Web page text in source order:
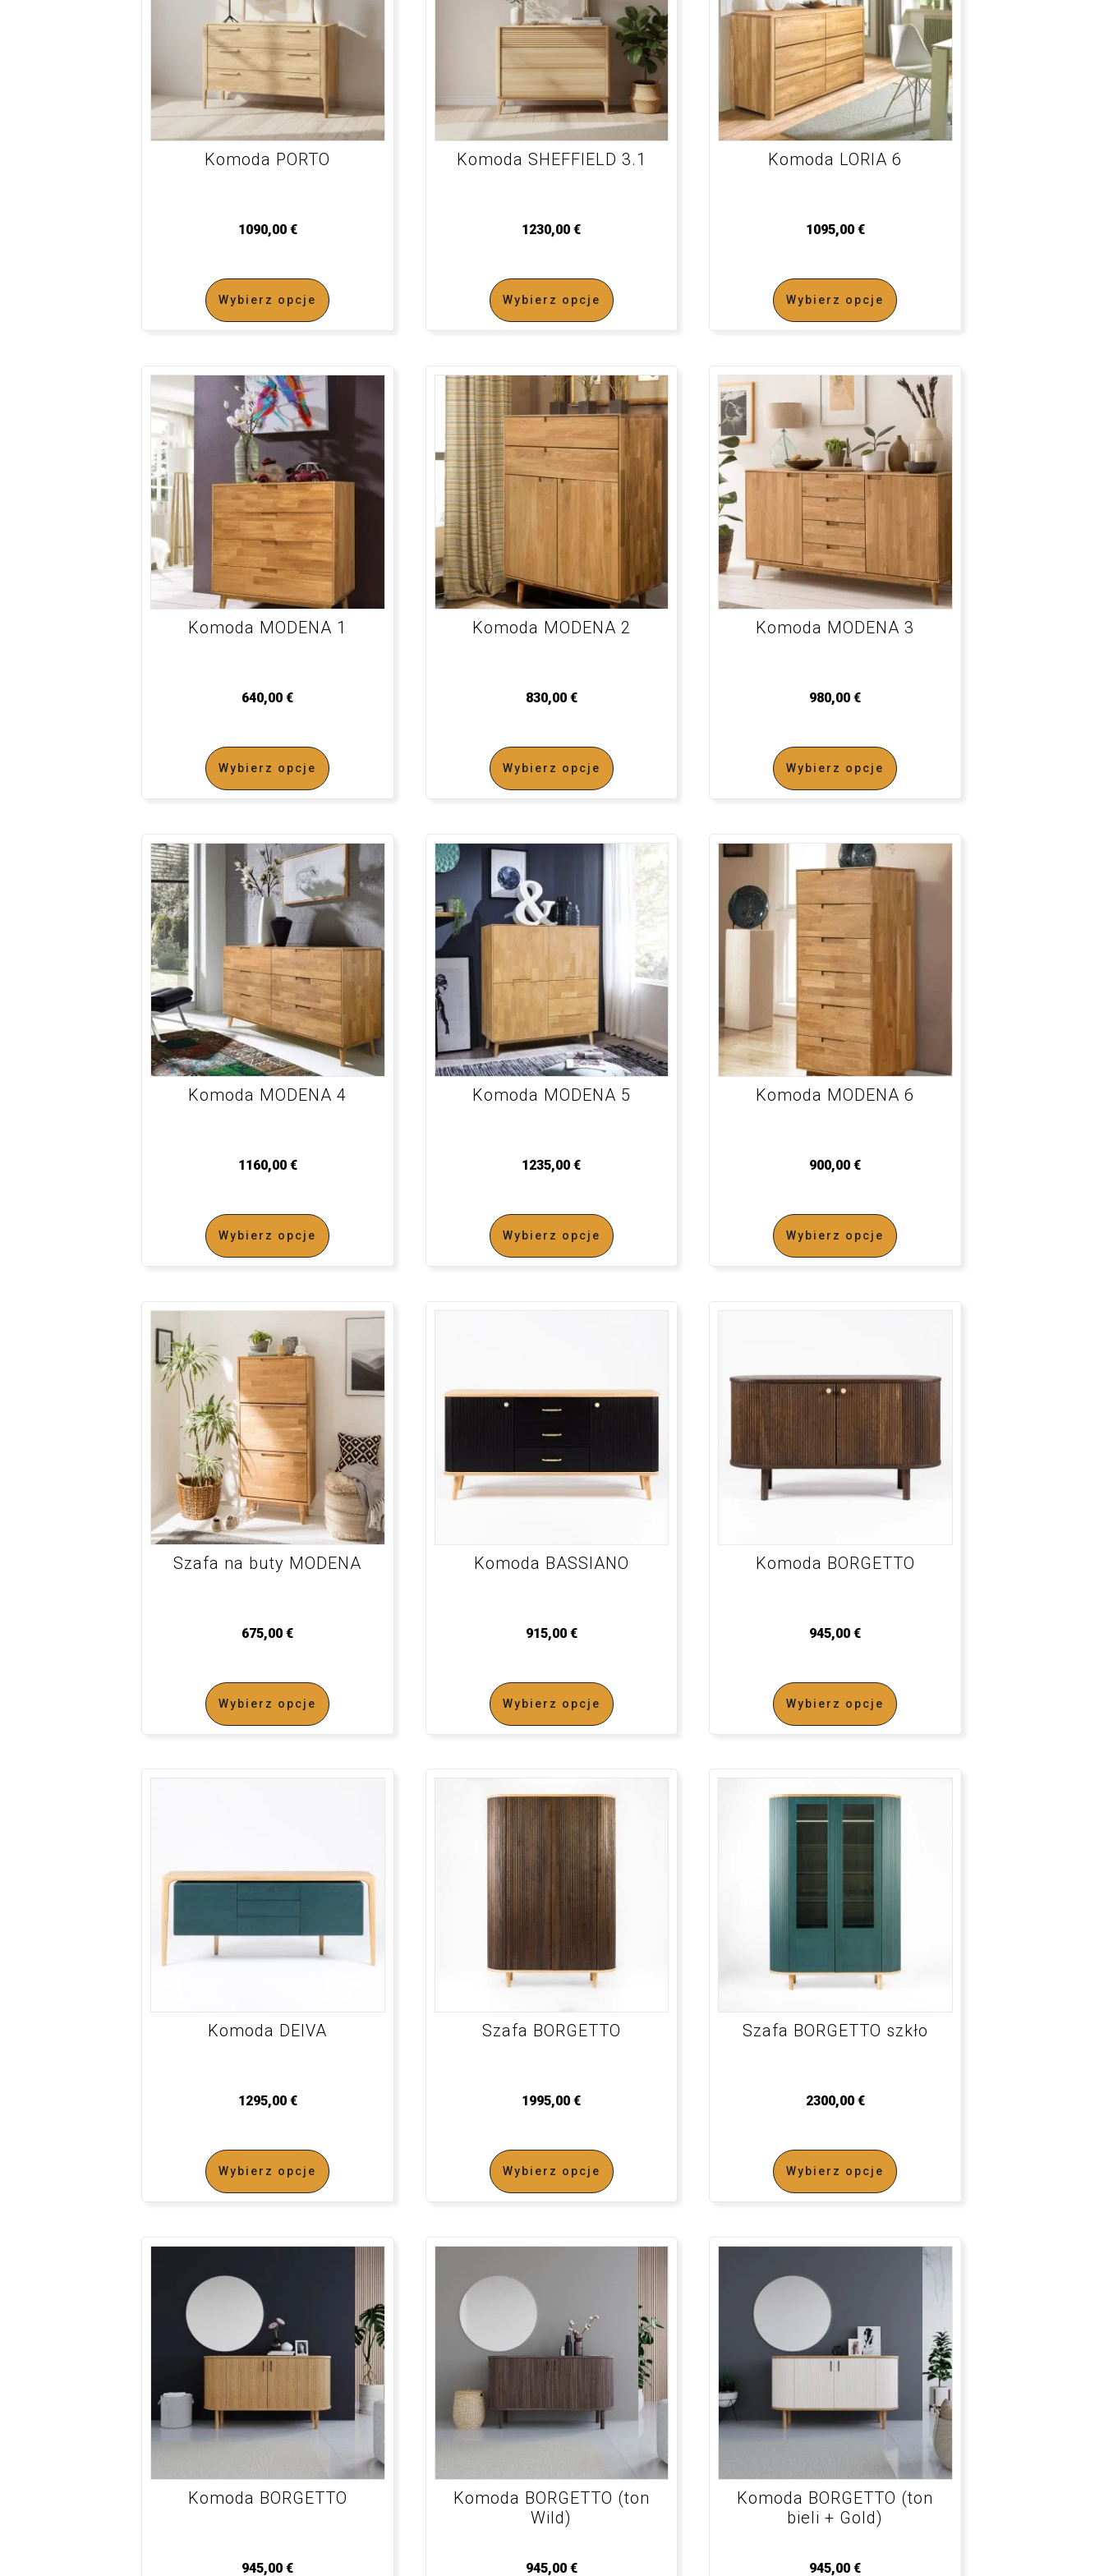
Komoda PORTO
1090,00 €
Wybierz opcje
Komoda SHEFFIELD 3.1
1230,00€
Wybierz opcje
Komoda LORIA 6
1095,00 €
Wybierz opcje
Komoda MODENA 1
640,00€
Wybierz opcje
Komoda MODENA 2
830,00 €
Wybierz opcje
Komoda MODENA 3
980,00€
Wybierz opcje
Komoda MODENA 4
1160,00 €
Wybierz opcje
Komoda MODENA 5
1235,00€
Wybierz opcje
Komoda MODENA 6
900,00€
Wybierz opcje
Szafa na buty MODENA
675,00€
Wybierz opcje
Komoda BASSIANO
915,00 €
Wybierz opcje
Komoda BORGETTO
945,00€
Wybierz opcje
Komoda DEIVA
1295,00 €
Wybierz opcje
Szafa BORGETTO
1995,00€
Wybierz opcje
Szafa BORGETTO szkło
2300,00 €
Wybierz opcje
Komoda BORGETTO
945,00€
Komoda BORGETTO (ton
Wild)
945,00 €
Komoda BORGETTO (ton
bieli + Gold)
945,00€